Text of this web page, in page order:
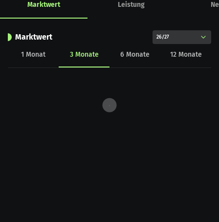
Marktwert Leistung
Marktwert 26/27
1 Monat 3 Monate 6 Monate 12 Monate